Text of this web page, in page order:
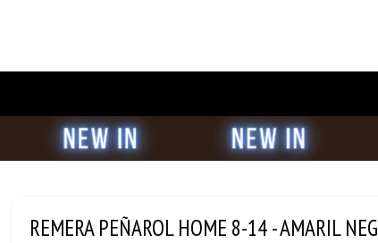
REMERA PEÑAROL HOME 8-14 - AMARIL NEG